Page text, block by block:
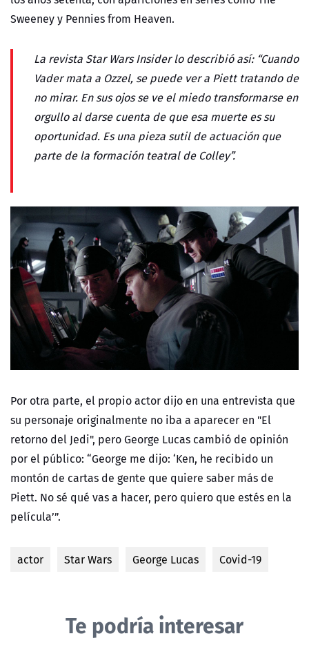
Sweeney y Pennies from Heaven.
La revista Star Wars Insider lo describió así: “Cuando
Vader mata a Ozzel, se puede ver a Piett tratando de
no mirar. En sus ojos se ve el miedo transformarse en
orgullo al darse cuenta de que esa muerte es su
oportunidad. Es una pieza sutil de actuación que
parte de la formación teatral de Colley”.
Por otra parte, el propio actor dijo en una entrevista que
su personaje originalmente no iba a aparecer en "El
retorno del Jedi", pero George Lucas cambió de opinión
por el público: “George me dijo: ‘Ken, he recibido un
montón de cartas de gente que quiere saber más de
Piett. No sé qué vas a hacer, pero quiero que estés en la
película’”.
actor Star Wars George Lucas Covid-19
Te podría interesar